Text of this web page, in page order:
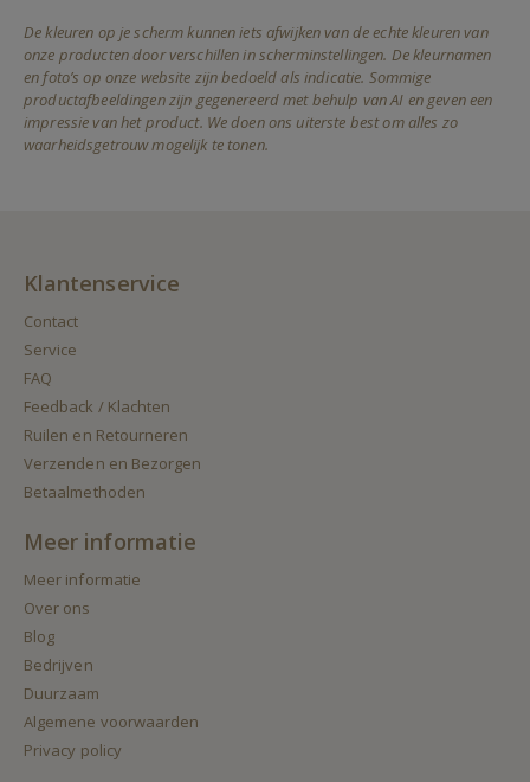
De kleuren op je scherm kunnen iets afwijken van de echte kleuren van
onze producten door verschillen in scherminstellingen. De kleurnamen
en foto’s op onze website zijn bedoeld als indicatie. Sommige
productafbeeldingen zijn gegenereerd met behulp van AI en geven een
impressie van het product. We doen ons uiterste best om alles zo
waarheidsgetrouw mogelijk te tonen.
Klantenservice
Contact
Service
FAQ
Feedback / Klachten
Ruilen en Retourneren
Verzenden en Bezorgen
Betaalmethoden
Meer informatie
Meer informatie
Over ons
Blog
Bedrijven
Duurzaam
Algemene voorwaarden
Privacy policy